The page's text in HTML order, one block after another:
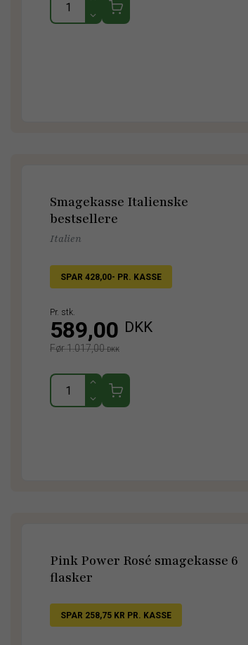
Smagekasse Italienske
bestsellere
Italien
SPAR 428,00- PR. KASSE
Pr. stk.
589,00 DKK
Før 1.017,00DKK
Pink Power Rosé smagekasse 6
flasker
SPAR 258,75 KR PR. KASSE